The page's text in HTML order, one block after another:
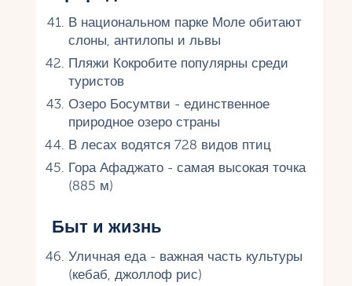
В национальном парке Моле обитают
слоны, антилопы и львы
Пляжи Кокробите популярны среди
туристов
Озеро Босумтви - единственное
природное озеро страны
В лесах водятся 728 видов птиц
Гора Афаджато - самая высокая точка
(885 м)
Быт и жизнь
Уличная еда - важная часть культуры
(кебаб, джоллоф рис)